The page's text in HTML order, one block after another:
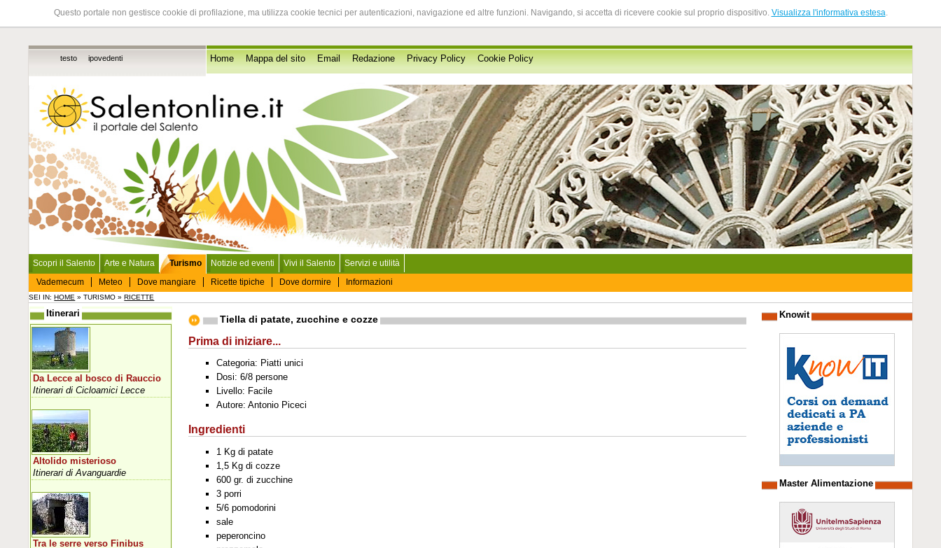
Questo portale non gestisce cookie di profilazione, ma utilizza cookie tecnici per autenticazioni, navigazione ed altre funzioni. Navigando, si accetta di ricevere cookie sul proprio dispositivo. Visualizza l'informativa estesa.
testo ipovedenti Home Mappa del sito Email Redazione Privacy Policy Cookie Policy
Scopri il Salento Arte e Natura
Turismo
Vademecum
Meteo Dove mangiare Ricette tipiche Dove dormire Informazioni
Notizie ed eventi Vivi il Salento Servizi e utilità
SEI IN:HOME » TURISMO »RICETTE
Tiella di patate, zucchine e cozze
Prima di iniziare...
Categoria: Piatti unici
Dosi: 6/8 persone
Livello: Facile
Autore: Antonio Piceci
Ingredienti
1 Kg di patate
1,5 Kg di cozze
600 gr. di zucchine
3 porri
5/6 pomodorini
sale
peperoncino
Itinerari
Da Lecce al bosco di Rauccio
Itinerari di Cicloamici Lecce
Altolido misterioso
Itinerari di Avanguardie
Tra le serre verso Finibus
Knowit
Master Alimentazione